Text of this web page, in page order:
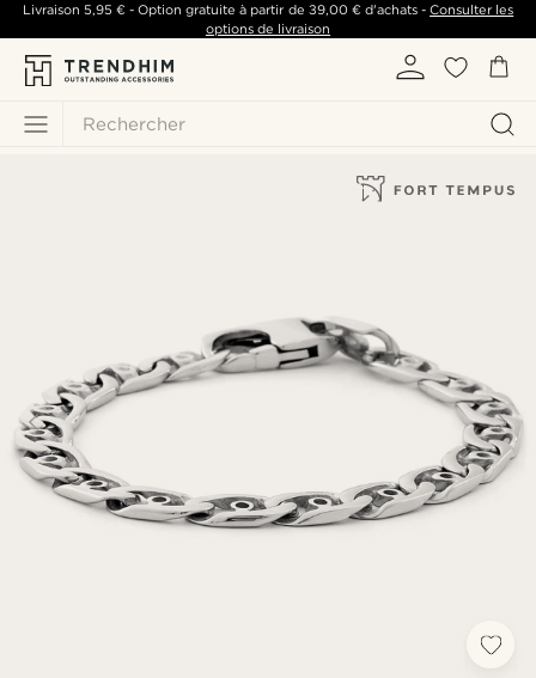
Rechercher
Livraison 5,95 €- Option gratuite à partir de 39,00 €d'achats -Consulter les
options de livraison